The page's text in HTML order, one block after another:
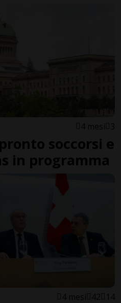
4 mesi 3
soccorsi e
in programma
4 mesi 42 14